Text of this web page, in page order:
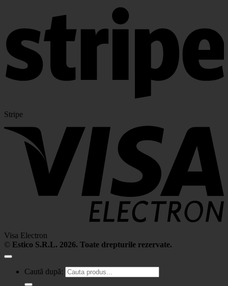
Stripe
Visa Electron
© Estico S.R.L. 2026. Toate drepturile rezervate.
Caută după: